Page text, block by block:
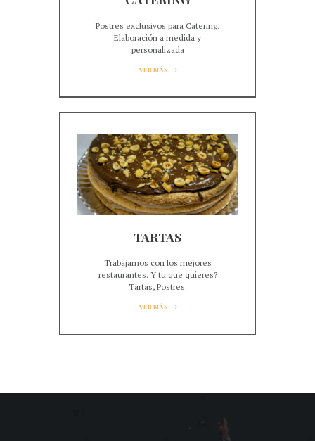
Postres exclusivos para Catering,
Elaboración a medida y
personalizada
VER MÁS
TARTAS
Trabajamos con los mejores
restaurantes. Y tu que quieres?
Tartas, Postres.
VER MÁS